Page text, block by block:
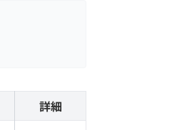
詳細